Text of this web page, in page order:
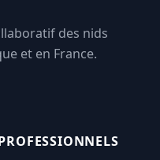
des nids
et en France.